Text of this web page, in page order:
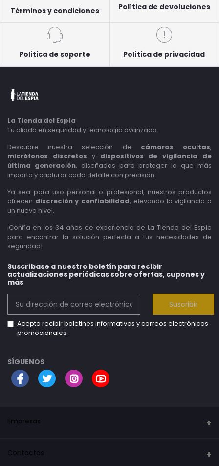
Términos y condiciones Política de devoluciones
Política de soporte Política de privacidad
La Tienda del Espía
Tu aliado en seguridad y tecnología avanzada.
Descubre nuestra selección de cámaras ocultas,
micrófonos discretos y dispositivos de vigilancia de
última generación, diseñados para proteger lo que más
importa y capturar cada detalle con precisión.
Ya sea para uso personal o profesional, nuestros productos
ofrecen discreción y confiabilidad, elevando la vigilancia a
un nuevo nivel.
¡Confía en los 34 años de experiencia de La Tienda del Espía
para encontrar la solución perfecta a tus necesidades de
seguridad!
Suscríbase a nuestro boletín para recibir
actualizaciones periódicas sobre ofertas, cupones y
más
Suscribir
Acepto recibir boletines informativos y correos electrónicos
promocionales.
SÍGUENOS
Empresas
Security Mark
Contactos